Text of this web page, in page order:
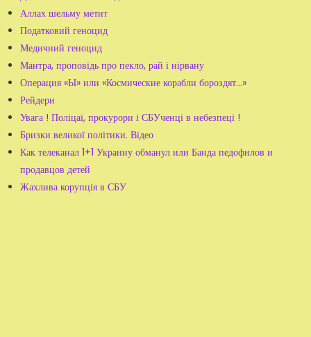
Аллах шельму метит
Податковий геноцид
Медичний геноцид
Мантра, проповідь про пекло, рай і нірвану
Операция «Ы» или «Космические корабли бороздят...»
Рейдери
Увага ! Поліцаї, прокурори і СБУченці в небезпеці !
Бризки великої політики. Відео
Как телеканал 1+1 Украину обманул или Банда педофилов и
продавцов детей
Жахлива корупція в СБУ